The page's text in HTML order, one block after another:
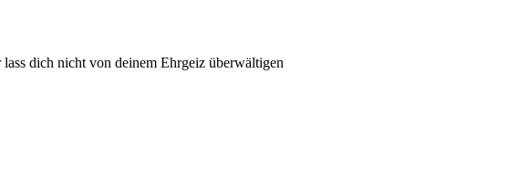
dich nicht von deinem Ehrgeiz überwältigen